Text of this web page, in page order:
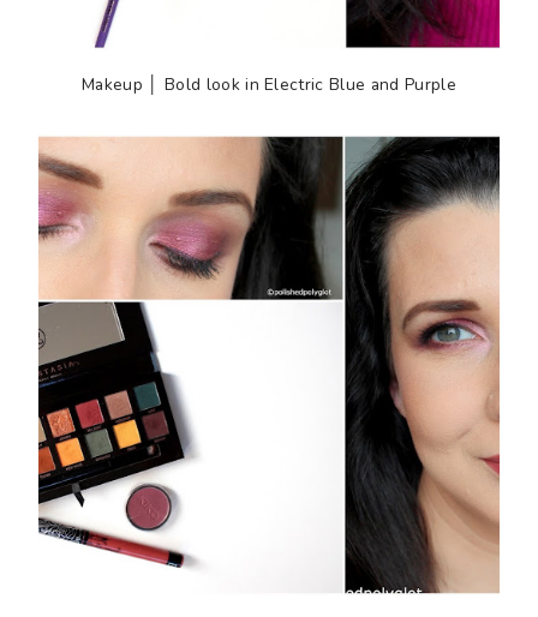
Makeup │ Bold look in Electric Blue and Purple